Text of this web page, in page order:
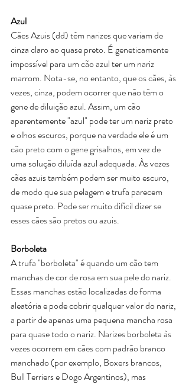
Azul
Cães Azuis (dd) têm narizes que variam de
cinza claro ao quase preto. É geneticamente
impossível para um cão azul ter um nariz
marrom. Nota-se, no entanto, que os cães, às
vezes, cinza, podem ocorrer que não têm o
gene de diluição azul. Assim, um cão
aparentemente "azul" pode ter um nariz preto
e olhos escuros, porque na verdade ele é um
cão preto com o gene grisalhos, em vez de
uma solução diluída azul adequada. Às vezes
cães azuis também podem ser muito escuro,
de modo que sua pelagem e trufa parecem
quase preto. Pode ser muito difícil dizer se
esses cães são pretos ou azuis.
Borboleta
A trufa "borboleta" é quando um cão tem
manchas de cor de rosa em sua pele do nariz.
Essas manchas estão localizadas de forma
aleatória e pode cobrir qualquer valor do nariz,
a partir de apenas uma pequena mancha rosa
para quase todo o nariz. Narizes borboleta às
vezes ocorrem em cães com padrão branco
manchado (por exemplo, Boxers brancos,
Bull Terriers e Dogo Argentinos), mas